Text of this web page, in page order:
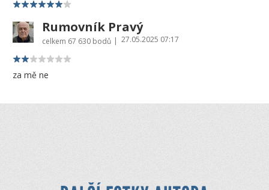
Rumovník Pravý
celkem 67 630 bodů | 27.05.2025 07:17
za mě ne